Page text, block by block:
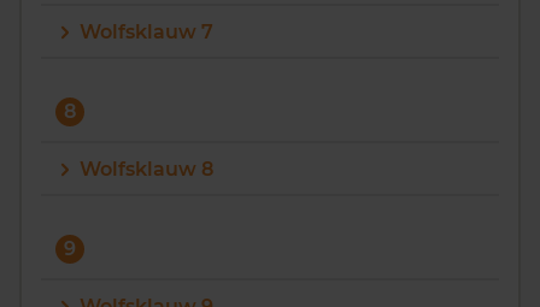
Wolfsklauw 7
8
Wolfsklauw 8
9